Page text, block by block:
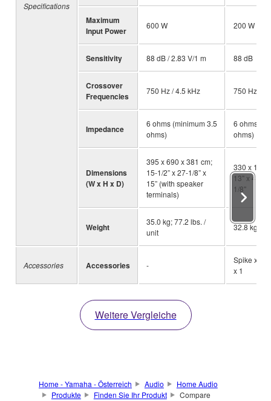
Specifications
Maximum
Input Power
600 W 200 W
Sensitivity 88 dB / 2.83 V/1 m 88 dB
Crossover
Frequencies
750 Hz / 4.5 kHz 750 Hz/3.5
Impedance
6 ohms (minimum 3.5
ohms)
6 ohms
ohms)
Dimensions
(W x H x D)
395 x 690 x 381 cm;
15-1/2” x 27-1/8” x
15” (with speaker
terminals)
330 x
13" x 44-
1/8"
Weight
35.0 kg; 77.2 lbs. /
unit
32.8 kg
Accessories Accessories -
Spike x 4,
x 1
Weitere Vergleiche
Home - Yamaha - Österreich Audio
Home Audio
Produkte
Finden Sie Ihr Produkt Compare